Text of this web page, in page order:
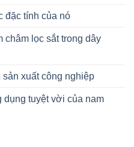
đặc tính của nó
châm lọc sắt trong dây
xuất công nghiệp
dụng tuyệt vời của nam